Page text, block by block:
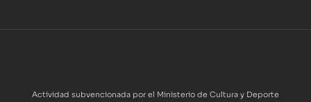
Actividad subvencionada por el Ministerio de Cultura y Deporte